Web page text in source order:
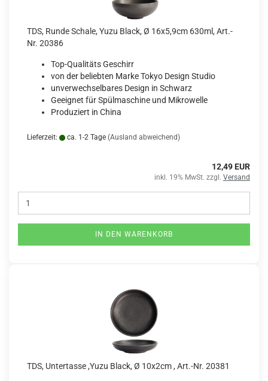
TDS, Runde Schale, Yuzu Black, Ø 16x5,9cm 630ml, Art.-
Nr. 20386
Top-Qualitäts Geschirr
von der beliebten Marke Tokyo Design Studio
unverwechselbares Design in Schwarz
Geeignet für Spülmaschine und Mikrowelle
Produziert in China
Lieferzeit: ca. 1-2 Tage (Ausland abweichend)
12,49 EUR
inkl. 19% MwSt. zzgl. Versand
IN DEN WARENKORB
TDS, Untertasse ,Yuzu Black, Ø 10x2cm , Art.-Nr. 20381